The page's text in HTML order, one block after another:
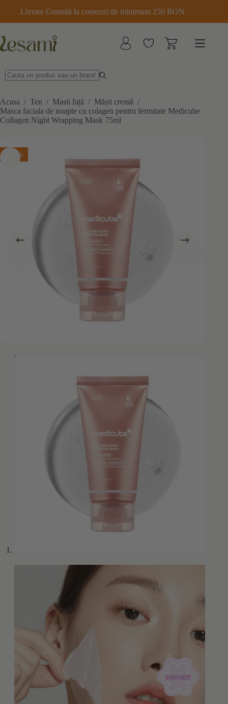
conținut
Livrare Gratuită la comenzi de minimum 250 RON
Acasa / Ten / Masti față / Măști cremă /
Masca faciala de noapte cu colagen pentru fermitate Medicube
Collagen Night Wrapping Mask 75ml
-25%